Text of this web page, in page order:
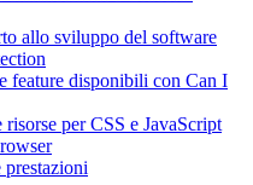
allo sviluppo del software
feature disponibili con Can I
per CSS e JavaScript